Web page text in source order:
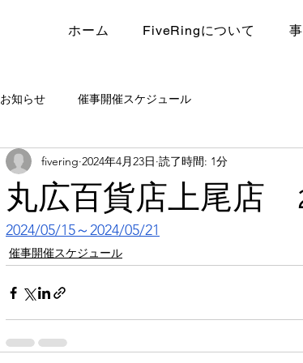
ホーム FiveRingについて
お知らせ 催事開催スケジュール
丸広百貨店上尾店
fivering 2024年4月23日 読了時間: 1分
2024/05/15～2024/05/21
催事開催スケジュール